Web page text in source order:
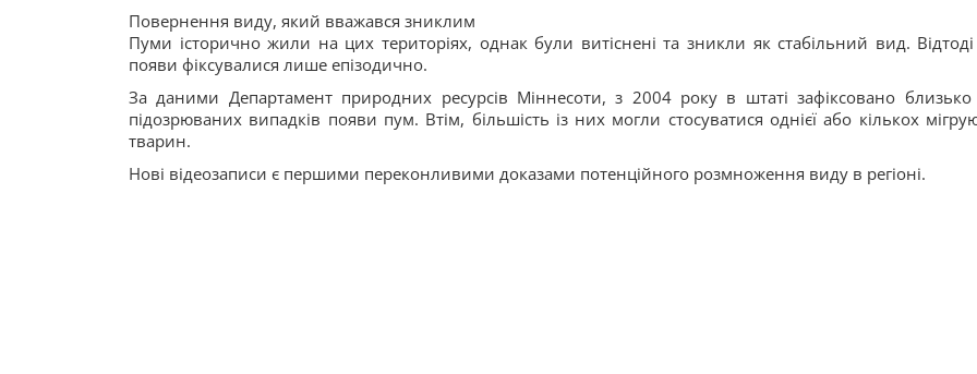
Повернення виду, який вважався зниклим
Пуми історично жили на цих територіях, однак були витіснені та зникли як стабільний вид. Відтоді
появи фіксувалися лише епізодично.
За даними Департамент природних ресурсів Міннесоти, з 2004 року в штаті зафіксовано
підозрюваних випадків появи пум. Втім, більшість із них могли стосуватися однієї або кількох
тварин.
Нові відеозаписи є першими переконливими доказами потенційного розмноження виду в регіоні.